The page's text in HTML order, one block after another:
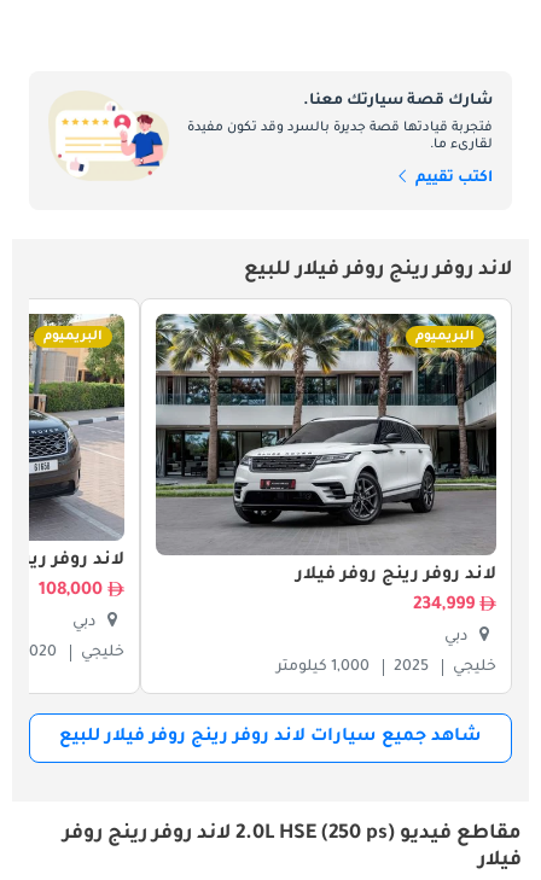
شارك قصة سيارتك معنا.
فتجربة قيادتها قصة جديرة بالسرد وقد تكون مفيدة
لقارىء ما.
اكتب تقييم
لاند روفر رينج روفر فيلار للبيع
البريميوم
لاند روفر رينج روفر فيلار
234,999
دبي
خليجي
2025 1,000 كيلومتر
البريميوم
لاند روفر رينج
108,000
دبي
خليجي
2020
شاهد جميع سيارات لاند روفر رينج روفر فيلار للبيع
مقاطع فيديو 2.0L HSE (250 ps) لاند روفر رينج روفر
فيلار